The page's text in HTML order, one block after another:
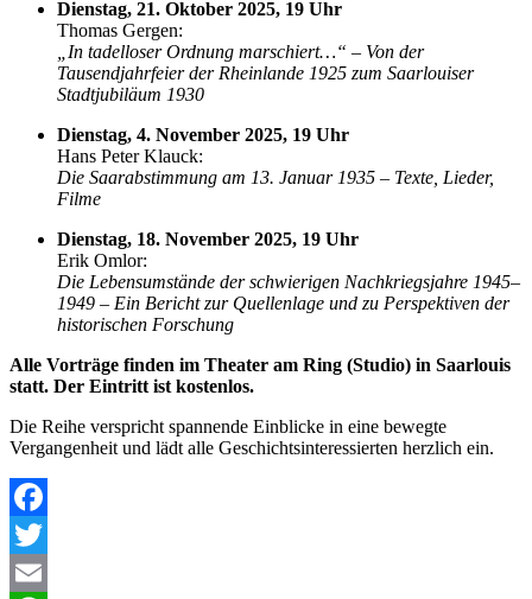
Dienstag, 21. Oktober 2025, 19 Uhr
Thomas Gergen:
„In tadelloser Ordnung marschiert…“ – Von der
Tausendjahrfeier der Rheinlande 1925 zum Saarlouiser
Stadtjubiläum 1930
Dienstag, 4. November 2025, 19 Uhr
Hans Peter Klauck:
Die Saarabstimmung am 13. Januar 1935 – Texte, Lieder,
Filme
Dienstag, 18. November 2025, 19 Uhr
Erik Omlor:
Die Lebensumstände der schwierigen Nachkriegsjahre 1945–
1949 – Ein Bericht zur Quellenlage und zu Perspektiven der
historischen Forschung
Alle Vorträge finden im Theater am Ring (Studio) in Saarlouis
statt. Der Eintritt ist kostenlos.
Die Reihe verspricht spannende Einblicke in eine bewegte
Vergangenheit und lädt alle Geschichtsinteressierten herzlich ein.
Facebook
Twitter